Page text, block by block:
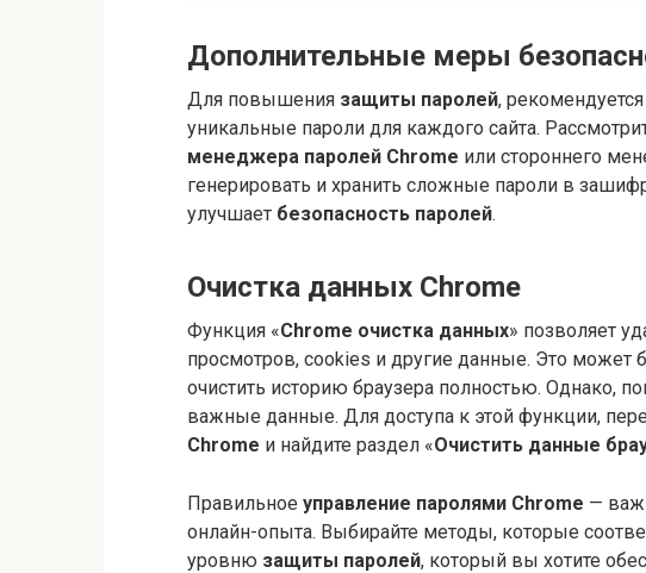
Дополнительные меры
Для повышения защиты паролей,
уникальные пароли для каждого сайта.
менеджера паролей Chrome или стороннего
генерировать и хранить сложные пароли в
улучшает безопасность паролей.
Очистка данных Chrome
Функция «Chrome очистка данных» позволяет
просмотров, cookies и другие данные. Это может
очистить историю браузера полностью. Однако,
важные данные. Для доступа к этой функции,
Chrome и найдите раздел «Очистить данные
Правильное управление паролями Chrome —
онлайн-опыта. Выбирайте методы, которые
уровню защиты паролей, который вы хотите